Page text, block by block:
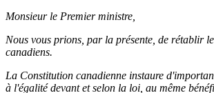
Monsieur le Premier ministre,
Nous vous prions, par la présente, de rétablir
canadiens.
La Constitution canadienne instaure
à l'égalité devant et selon la loi, au même